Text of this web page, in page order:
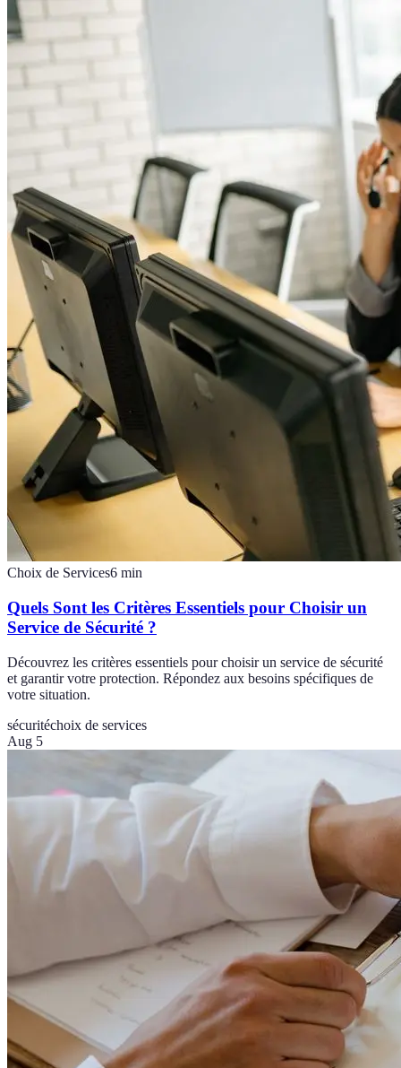
Choix de Services6 min
Quels Sont les Critères Essentiels pour Choisir un
Service de Sécurité ?
Découvrez les critères essentiels pour choisir un service de sécurité
et garantir votre protection. Répondez aux besoins spécifiques de
votre situation.
sécuritéchoix de services
Aug 5